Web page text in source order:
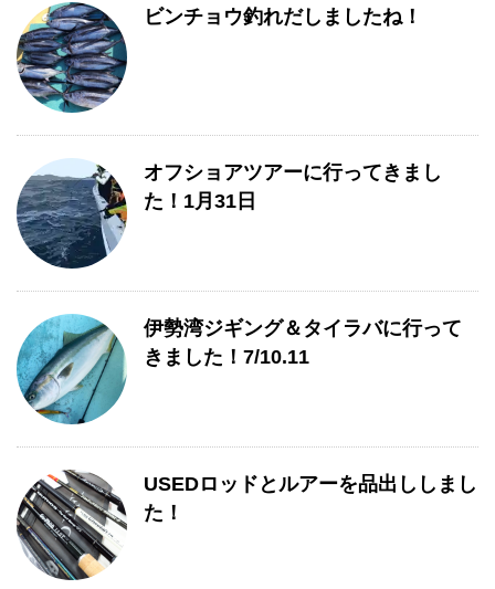
ビンチョウ釣れだしましたね！
オフショアツアーに行ってきまし
た！1月31日
伊勢湾ジギング＆タイラバに行って
きました！7/10.11
USEDロッドとルアーを品出ししまし
た！